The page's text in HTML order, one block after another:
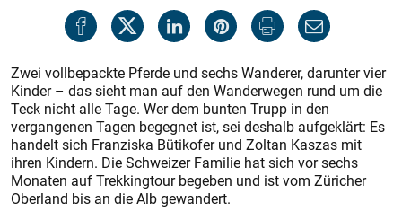
Zwei vollbepackte Pferde und sechs Wanderer, darunter vier
Kinder – das sieht man auf den Wanderwegen rund um die
Teck nicht alle Tage. Wer dem bunten Trupp in den
vergangenen Tagen begegnet ist, sei deshalb aufgeklärt: Es
handelt sich Franziska Bütikofer und Zoltan Kaszas mit
ihren Kindern. Die Schweizer Familie hat sich vor sechs
Monaten auf Trekkingtour begeben und ist vom Züricher
Oberland bis an die Alb gewandert.